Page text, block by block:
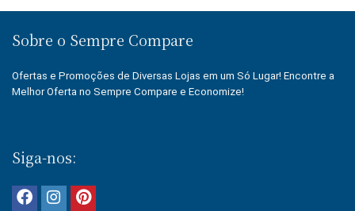
Sobre o Sempre Compare
Ofertas e Promoções de Diversas Lojas em um Só Lugar! Encontre a
Melhor Oferta no Sempre Compare e Economize!
Siga-nos: